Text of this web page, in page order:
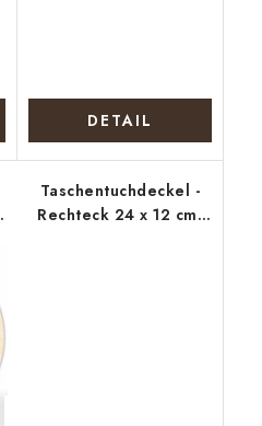
DETAIL
Taschentuchdeckel -
Rechteck 24 x 12 cm,